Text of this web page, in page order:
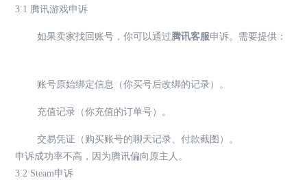
3.1 腾讯游戏申诉
如果卖家找回账号，你可以通过腾讯客服申诉。需要提供：
账号原始绑定信息（你买号后改绑的记录）。
充值记录（你充值的订单号）。
交易凭证（购买账号的聊天记录、付款截图）。
申诉成功率不高，因为腾讯偏向原主人。
3.2 Steam申诉